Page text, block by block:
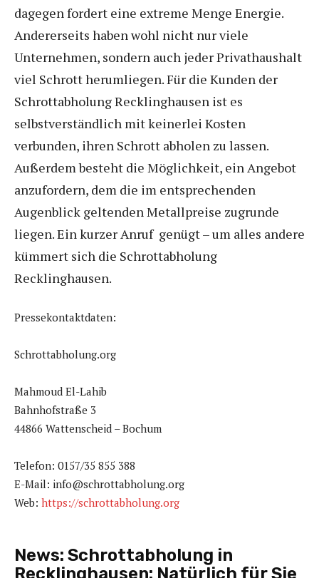
dagegen fordert eine extreme Menge Energie.
Andererseits haben wohl nicht nur viele
Unternehmen, sondern auch jeder Privathaushalt
viel Schrott herumliegen. Für die Kunden der
Schrottabholung Recklinghausen ist es
selbstverständlich mit keinerlei Kosten
verbunden, ihren Schrott abholen zu lassen.
Außerdem besteht die Möglichkeit, ein Angebot
anzufordern, dem die im entsprechenden
Augenblick geltenden Metallpreise zugrunde
liegen. Ein kurzer Anruf genügt – um alles andere
kümmert sich die Schrottabholung
Recklinghausen.
Pressekontaktdaten:
Schrottabholung.org
Mahmoud El-Lahib
Bahnhofstraße 3
44866 Wattenscheid – Bochum
Telefon: 0157/35 855 388
E-Mail: info@schrottabholung.org
Web: https://schrottabholung.org
News: Schrottabholung in
Recklinghausen: Natürlich für Sie